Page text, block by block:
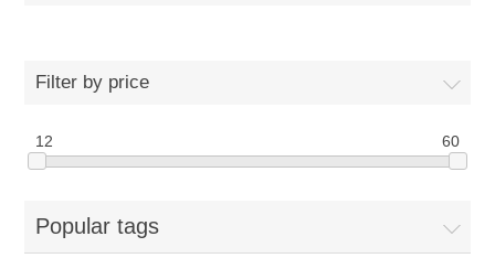
Filter by price
12 60
Popular tags